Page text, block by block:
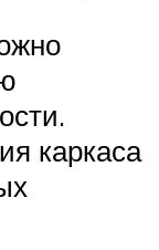
каркаса